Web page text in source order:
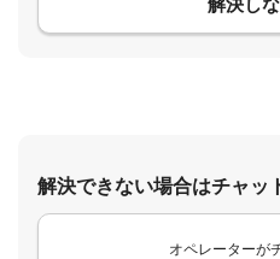
解決し
解決できない場合はチャッ
オペレーターが